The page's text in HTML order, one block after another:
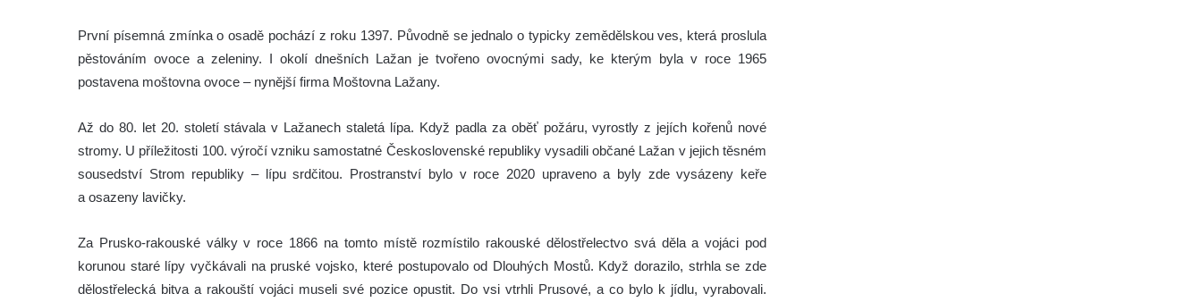
První písemná zmínka o osadě pochází z roku 1397. Původně se jednalo o typicky zemědělskou ves, která proslula
pěstováním ovoce a zeleniny. I okolí dnešních Lažan je tvořeno ovocnými sady, ke kterým byla v roce 1965
postavena moštovna ovoce – nynější firma Moštovna Lažany.
Až do 80. let 20. století stávala v Lažanech staletá lípa. Když padla za oběť požáru, vyrostly z jejích kořenů nové
stromy. U příležitosti 100. výročí vzniku samostatné Československé republiky vysadili občané Lažan v jejich těsném
sousedství Strom republiky – lípu srdčitou. Prostranství bylo v roce 2020 upraveno a byly zde vysázeny keře
a osazeny lavičky.
Za Prusko-rakouské války v roce 1866 na tomto místě rozmístilo rakouské dělostřelectvo svá děla a vojáci pod
korunou staré lípy vyčkávali na pruské vojsko, které postupovalo od Dlouhých Mostů. Když dorazilo, strhla se zde
dělostřelecká bitva a rakouští vojáci museli své pozice opustit. Do vsi vtrhli Prusové, a co bylo k jídlu, vyrabovali.